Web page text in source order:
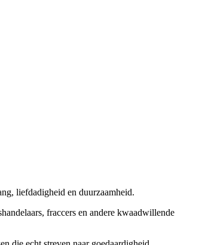
liefdadigheid en duurzaamheid.
fraccers en andere kwaadwillende